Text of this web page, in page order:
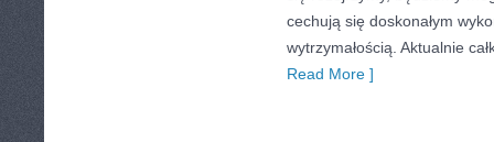
cechują się doskonałym
wytrzymałością. Aktualnie
Read More ]